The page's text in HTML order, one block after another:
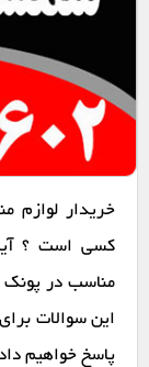
خریدار لوازم
کسی است ؟ آیا
مناسب در پونک
این سوالات
پاسخ خواهیم